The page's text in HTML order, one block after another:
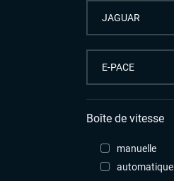
Boîte de vitesse
manuelle
automatique